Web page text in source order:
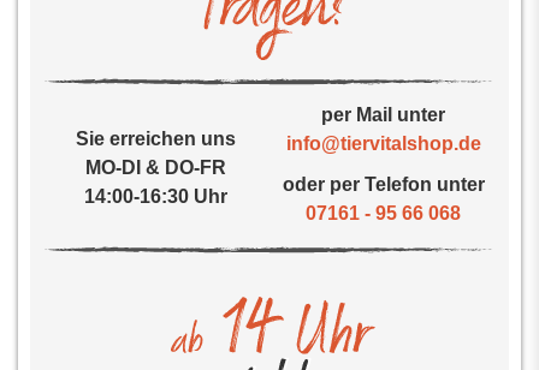
Sie erreichen uns
MO-DI & DO-FR
14:00-16:30 Uhr
per Mail unter
info@tiervitalshop.de
oder per Telefon unter
07161 - 95 66 068